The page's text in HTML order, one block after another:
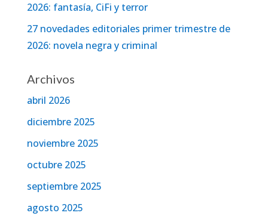
2026: fantasía, CiFi y terror
27 novedades editoriales primer trimestre de
2026: novela negra y criminal
Archivos
abril 2026
diciembre 2025
noviembre 2025
octubre 2025
septiembre 2025
agosto 2025